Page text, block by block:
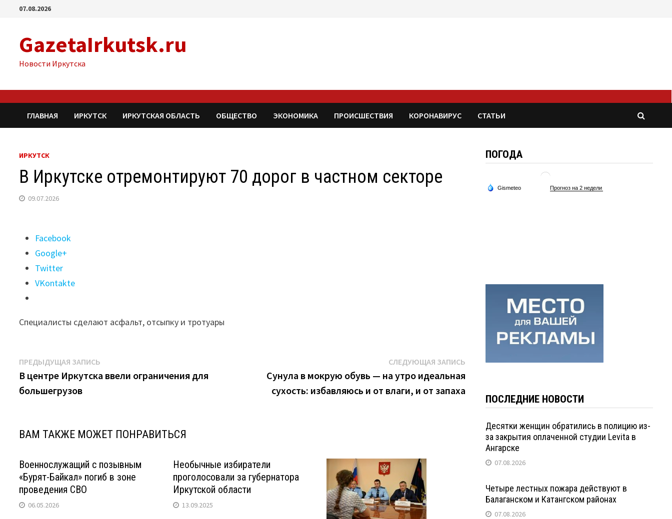
Перейти07.08.2026
GazetaIrkutsk.ru
Новости Иркутска
ГЛАВНАЯ ИРКУТСК ИРКУТСКАЯ ОБЛАСТЬ ОБЩЕСТВО ЭКОНОМИКА ПРОИСШЕСТВИЯ КОРОНАВИРУС СТАТЬИ
ИРКУТСК
В Иркутске отремонтируют 70 дорог в частном секторе
09.07.2026
Поделиться
"В
Иркутске
отремонтируют
70
в
секторе"
Facebook
Google+
Twitter
VKontakte
Специалисты сделают асфальт, отсыпку и тротуары
Навигация
по
записям
ПРЕДЫДУЩАЯ ЗАПИСЬ
запись:
В центре Иркутска ввели ограничения для
большегрузов
СЛЕДУЮЩАЯ ЗАПИСЬСледующая
запись:
Сунула в мокрую обувь — на утро идеальная
сухость: избавляюсь и от влаги, и от запаха
ВАМ ТАКЖЕ МОЖЕТ ПОНРАВИТЬСЯ
Военнослужащий с позывным
«Бурят-Байкал» погиб в зоне
проведения СВО
06.05.2026
Необычные избиратели
проголосовали за губернатора
Иркутской области
13.09.2025
ПОГОДА
ПОСЛЕДНИЕ НОВОСТИ
Десятки женщин обратились в полицию из-
за закрытия оплаченной студии Levita в
Ангарске
07.08.2026
Четыре лестных пожара действуют в
Балаганском и Катангском районах
07.08.2026